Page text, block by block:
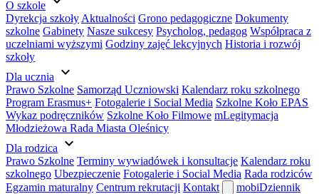
O szkole
Dyrekcja szkoły Aktualności Grono pedagogiczne Dokumenty
szkolne Gabinety Nasze sukcesy Psycholog, pedagog Współpraca z
uczelniami wyższymi Godziny zajęć lekcyjnych Historia i rozwój
szkoły
Dla ucznia
expand_more
Prawo Szkolne Samorząd Uczniowski Kalendarz roku szkolnego
Program Erasmus+ Fotogalerie i Social Media Szkolne Koło EPAS
Wykaz podręczników Szkolne Koło Filmowe mLegitymacja
Młodzieżowa Rada Miasta Oleśnicy
Dla rodzica
expand_more
Prawo Szkolne Terminy wywiadówek i konsultacje Kalendarz roku
szkolnego Ubezpieczenie Fotogalerie i Social Media Rada rodziców
Egzamin maturalny Centrum rekrutacji Kontakt mobiDziennik